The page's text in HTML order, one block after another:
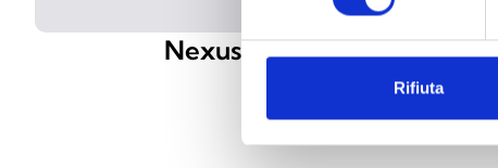
Rifiuta
Nexus